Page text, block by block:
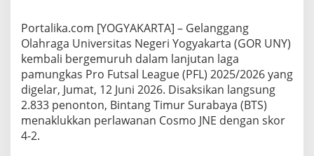
Portalika.com [​YOGYAKARTA] – Gelanggang
Olahraga Universitas Negeri Yogyakarta (GOR UNY)
kembali bergemuruh dalam lanjutan laga
pamungkas Pro Futsal League (PFL) 2025/2026 yang
digelar, Jumat, 12 Juni 2026. Disaksikan langsung
2.833 penonton, Bintang Timur Surabaya (BTS)
menaklukkan perlawanan Cosmo JNE dengan skor
4-2.